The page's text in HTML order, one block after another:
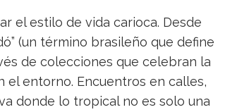
el estilo de vida carioca. Desde
(un término brasileño que define
de colecciones que celebran la
el entorno. Encuentros en calles,
donde lo tropical no es solo una